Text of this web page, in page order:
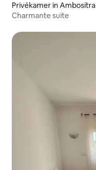
Privékamer in Ambositra
Charmante suite